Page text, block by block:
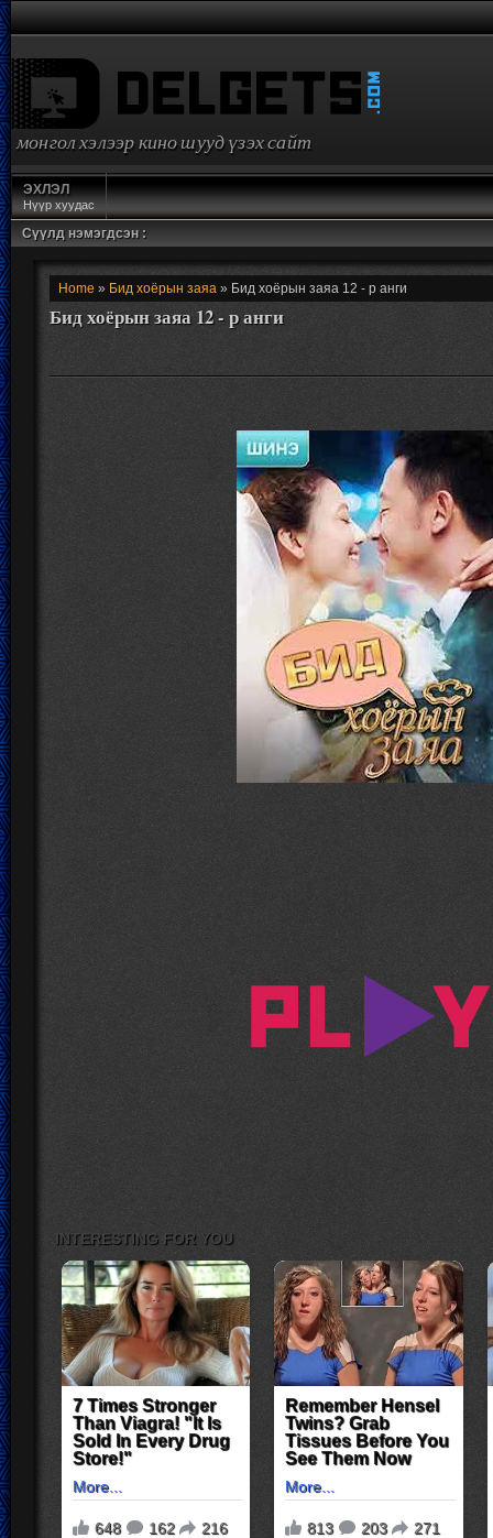
монгол хэлээр кино шууд үзэх сайт
ЭХЛЭЛ
Нүүр хуудас
Сүүлд нэмэгдсэн :
Home » Бид хоёрын заяа » Бид хоёрын заяа 12 - р анги
Бид хоёрын заяа 12 - р анги